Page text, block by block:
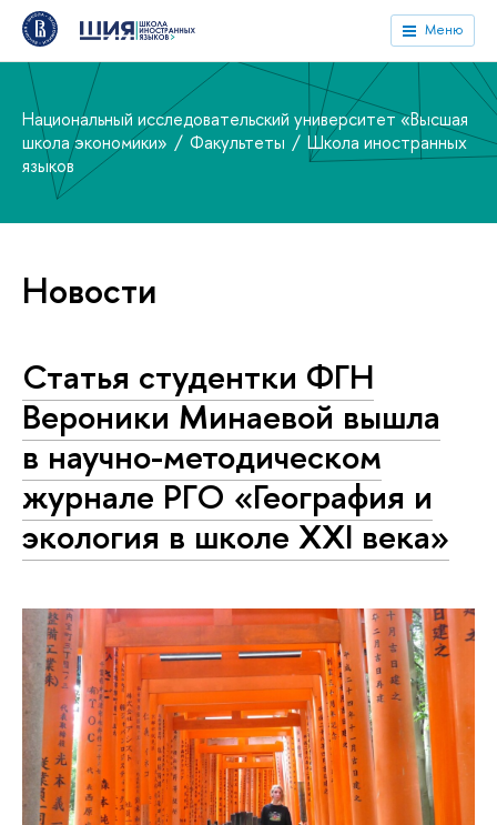
Меню
Национальный исследовательский университет «Высшая
школа экономики»
Факультеты
Школа иностранных
языков
Новости
Статья студентки ФГН
Вероники Минаевой вышла
в научно-методическом
журнале РГО «География и
экология в школе XXI века»